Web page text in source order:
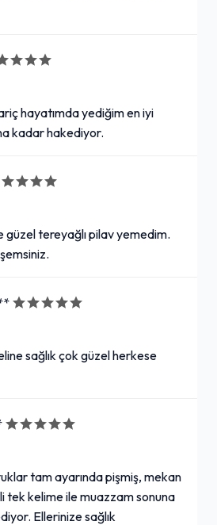
hayatımda yediğim en iyi
kadar hakediyor.
güzel tereyağlı pilav yemedim.
sağlık çok güzel herkese
tam ayarında pişmiş, mekan
tek kelime ile muazzam sonuna
Ellerinize sağlık